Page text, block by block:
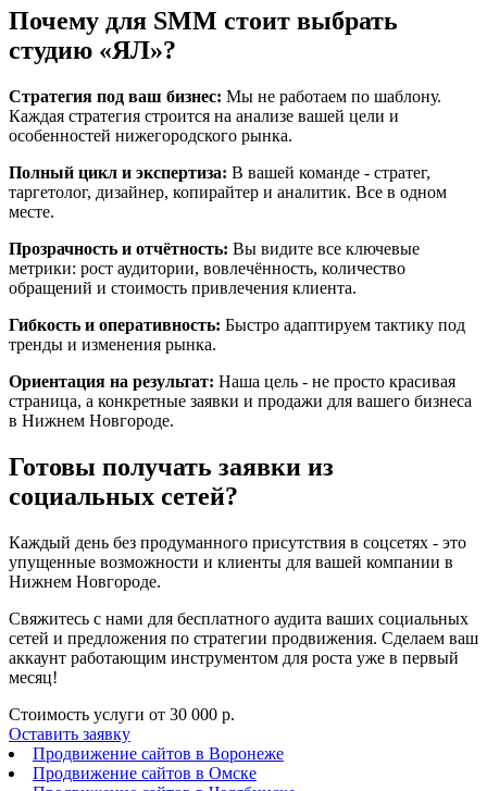
Почему для SMM стоит выбрать
студию «ЯЛ»?
Стратегия под ваш бизнес: Мы не работаем по шаблону.
Каждая стратегия строится на анализе вашей цели и
особенностей нижегородского рынка.
Полный цикл и экспертиза: В вашей команде - стратег,
таргетолог, дизайнер, копирайтер и аналитик. Все в одном
месте.
Прозрачность и отчётность: Вы видите все ключевые
метрики: рост аудитории, вовлечённость, количество
обращений и стоимость привлечения клиента.
Гибкость и оперативность: Быстро адаптируем тактику под
тренды и изменения рынка.
Ориентация на результат: Наша цель - не просто красивая
страница, а конкретные заявки и продажи для вашего бизнеса
в Нижнем Новгороде.
Готовы получать заявки из
социальных сетей?
Каждый день без продуманного присутствия в соцсетях - это
упущенные возможности и клиенты для вашей компании в
Нижнем Новгороде.
Свяжитесь с нами для бесплатного аудита ваших социальных
сетей и предложения по стратегии продвижения. Сделаем ваш
аккаунт работающим инструментом для роста уже в первый
месяц!
Стоимость услуги от 30 000 р.
Оставить заявку
Продвижение сайтов в Воронеже
Продвижение сайтов в Омске